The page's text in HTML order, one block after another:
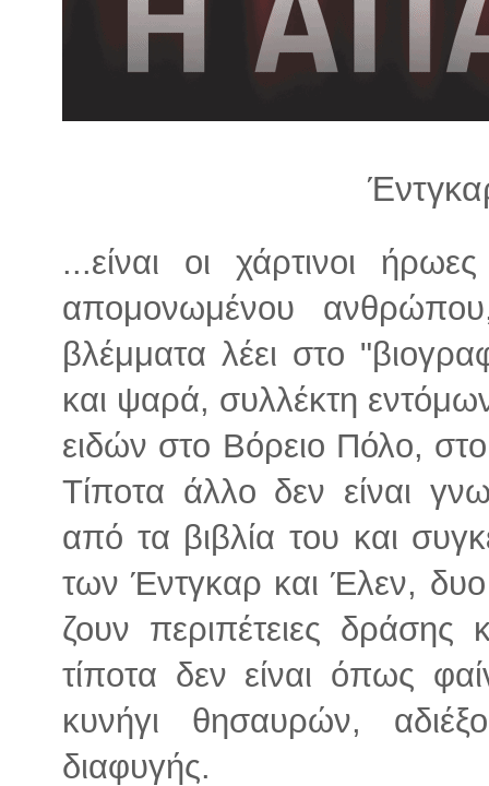
...είναι οι χάρτινοι
απομονωμένου
βλέμματα λέει στο
και ψαρά, συλλέκτη
ειδών στο Βόρειο Πόλο,
Τίποτα άλλο δεν είναι
από τα βιβλία του και
των Έντγκαρ και Έλεν,
ζουν περιπέτειες δράσης
τίποτα δεν είναι όπως
κυνήγι θησαυρών,
διαφυγής.